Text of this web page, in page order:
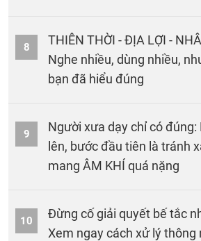
8
THIÊN THỜI - ĐỊA LỢI -
Nghe nhiều, dùng nhiều,
bạn đã hiểu đúng
9
Người xưa dạy chỉ có
lên, bước đầu tiên là tránh
mang ÂM KHÍ quá nặng
10
Đừng cố giải quyết bế tắc
Xem ngay cách xử lý thông